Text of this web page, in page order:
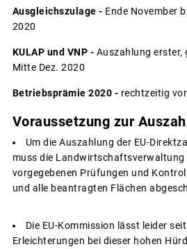
Ausgleichszulage - Ende November
2020
KULAP und VNP - Auszahlung erster,
Mitte Dez. 2020
Betriebsprämie 2020 - rechtzeitig
Voraussetzung zur
Um die Auszahlung der EU-
muss die Landwirtschaftsverwaltung
vorgegebenen Prüfungen und
und alle beantragten Flächen
Die EU-Kommission lässt leider
Erleichterungen bei dieser hohen